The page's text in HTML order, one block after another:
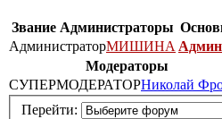
Звание Администраторы
АдминистраторМИШИНА
Модераторы
СУПЕРМОДЕРАТОРНиколай
Перейти: